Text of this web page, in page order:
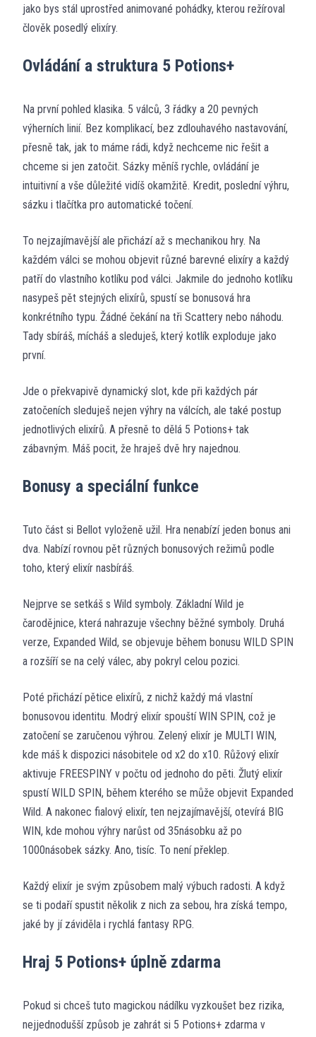
jako bys stál uprostřed animované pohádky, kterou režíroval
člověk posedlý elixíry.
Ovládání a struktura 5 Potions+
Na první pohled klasika. 5 válců, 3 řádky a 20 pevných
výherních linií. Bez komplikací, bez zdlouhavého nastavování,
přesně tak, jak to máme rádi, když nechceme nic řešit a
chceme si jen zatočit. Sázky měníš rychle, ovládání je
intuitivní a vše důležité vidíš okamžitě. Kredit, poslední výhru,
sázku i tlačítka pro automatické točení.
To nejzajímavější ale přichází až s mechanikou hry. Na
každém válci se mohou objevit různé barevné elixíry a každý
patří do vlastního kotlíku pod válci. Jakmile do jednoho kotlíku
nasypeš pět stejných elixírů, spustí se bonusová hra
konkrétního typu. Žádné čekání na tři Scattery nebo náhodu.
Tady sbíráš, mícháš a sleduješ, který kotlík exploduje jako
první.
Jde o překvapivě dynamický slot, kde při každých pár
zatočeních sleduješ nejen výhry na válcích, ale také postup
jednotlivých elixírů. A přesně to dělá 5 Potions+ tak
zábavným. Máš pocit, že hraješ dvě hry najednou.
Bonusy a speciální funkce
Tuto část si Bellot vyloženě užil. Hra nenabízí jeden bonus ani
dva. Nabízí rovnou pět různých bonusových režimů podle
toho, který elixír nasbíráš.
Nejprve se setkáš s Wild symboly. Základní Wild je
čarodějnice, která nahrazuje všechny běžné symboly. Druhá
verze, Expanded Wild, se objevuje během bonusu WILD SPIN
a rozšíří se na celý válec, aby pokryl celou pozici.
Poté přichází pětice elixírů, z nichž každý má vlastní
bonusovou identitu. Modrý elixír spouští WIN SPIN, což je
zatočení se zaručenou výhrou. Zelený elixír je MULTI WIN,
kde máš k dispozici násobitele od x2 do x10. Růžový elixír
aktivuje FREESPINY v počtu od jednoho do pěti. Žlutý elixír
spustí WILD SPIN, během kterého se může objevit Expanded
Wild. A nakonec fialový elixír, ten nejzajímavější, otevírá BIG
WIN, kde mohou výhry narůst od 35násobku až po
1000násobek sázky. Ano, tisíc. To není překlep.
Každý elixír je svým způsobem malý výbuch radosti. A když
se ti podaří spustit několik z nich za sebou, hra získá tempo,
jaké by jí záviděla i rychlá fantasy RPG.
Hraj 5 Potions+ úplně zdarma
Pokud si chceš tuto magickou nádílku vyzkoušet bez rizika,
nejjednodušší způsob je zahrát si 5 Potions+ zdarma v